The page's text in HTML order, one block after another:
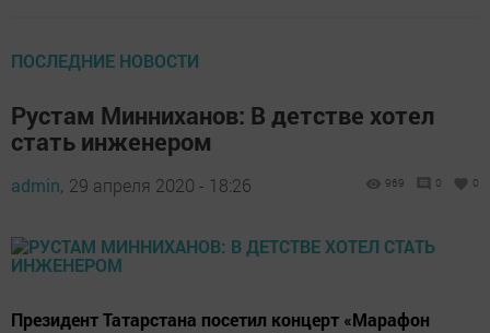
ПОСЛЕДНИЕ НОВОСТИ
Рустам Минниханов: В детстве хотел
стать инженером
admin, 29 апреля 2020 - 18:26 969 0 0
Президент Татарстана посетил концерт «Марафон